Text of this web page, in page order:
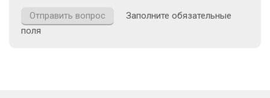
Заполните обязательные
поля